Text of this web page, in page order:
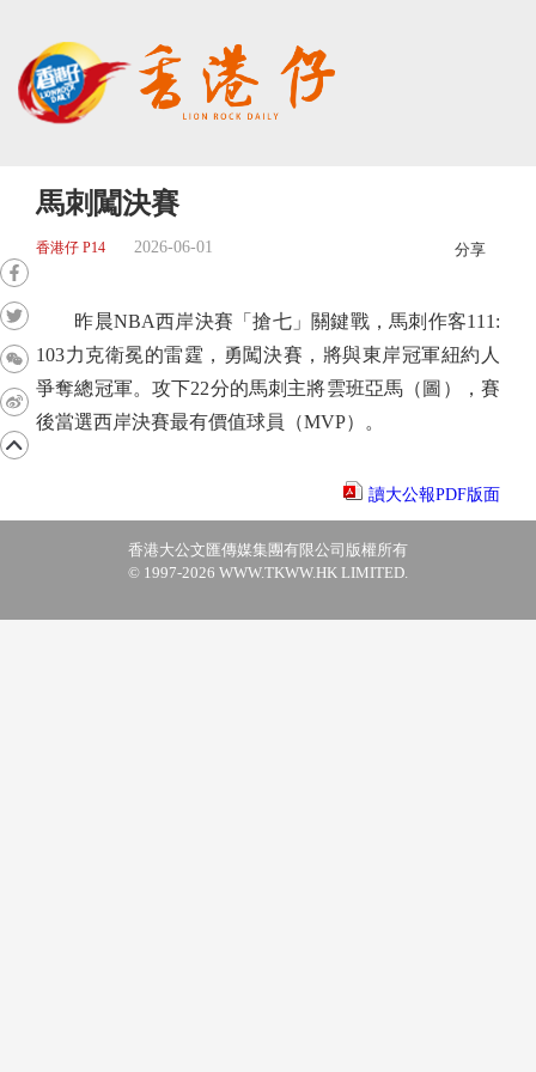
馬刺闖決賽
香港仔 P14 2026-06-01 分享
昨晨NBA西岸決賽「搶七」關鍵戰，馬刺作客111:
103力克衛冕的雷霆，勇闖決賽，將與東岸冠軍紐約人
爭奪總冠軍。攻下22分的馬刺主將雲班亞馬（圖），賽
後當選西岸決賽最有價值球員（MVP）。
讀大公報PDF版面
香港大公文匯傳媒集團有限公司版權所有
© 1997-2026 WWW.TKWW.HK LIMITED.